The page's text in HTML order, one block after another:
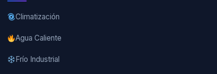
Climatización
Agua Caliente
Frío Industrial